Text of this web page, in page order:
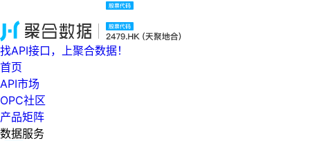
找API接口，上聚合数据！
首页
API市场
OPC社区
产品矩阵
数据服务